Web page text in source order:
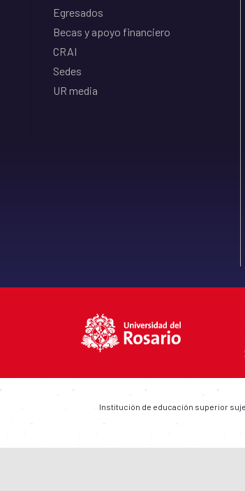
Egresados
Becas y apoyo financiero
CRAI
Sedes
UR media
Institución de educación superior